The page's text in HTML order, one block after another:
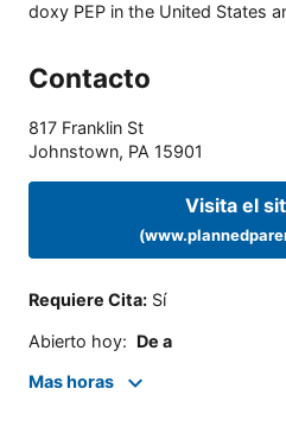
doxy PEP in the United States
Contacto
817 Franklin St
Johnstown, PA 15901
Visita el
Requiere Cita: Sí
Abierto hoy: De a
Mas horas